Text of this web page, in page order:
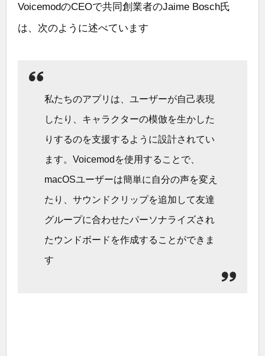
VoicemodのCEOで共同創業者のJaime Bosch氏
は、次のように述べています
私たちのアプリは、ユーザーが自己表現
したり、キャラクターの模倣を生かした
りするのを支援するように設計されてい
ます。Voicemodを使用することで、
macOSユーザーは簡単に自分の声を変え
たり、サウンドクリップを追加して友達
グループに合わせたパーソナライズされ
たウンドボードを作成することができま
す